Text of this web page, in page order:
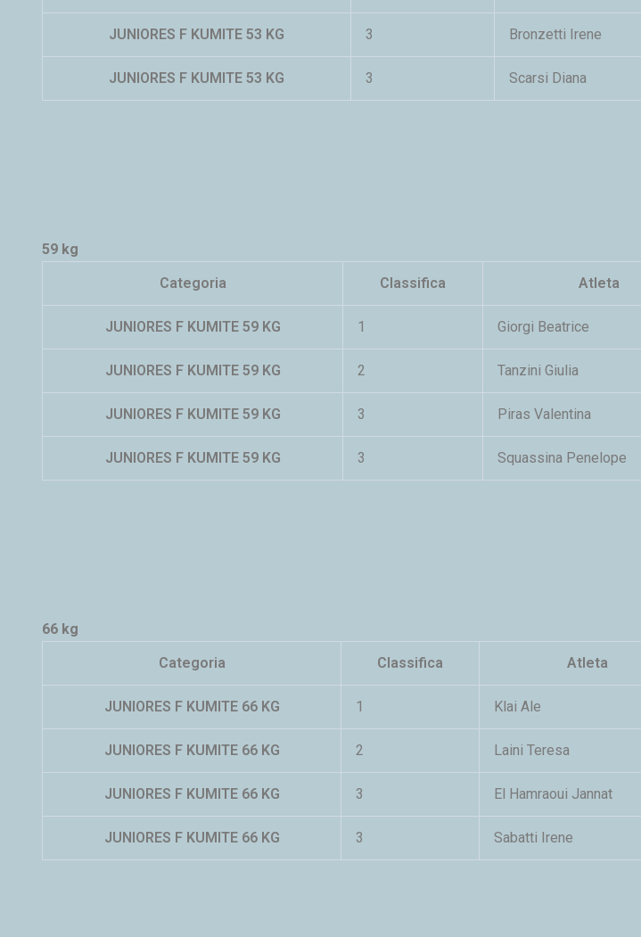
JUNIORES F KUMITE 53 KG 3 Bronzetti Irene
JUNIORES F KUMITE 53 KG 3 Scarsi Diana
59 kg
Categoria
Classifica Atleta
JUNIORES F KUMITE 59 KG 1 Giorgi Beatrice
JUNIORES F KUMITE 59 KG 2 Tanzini Giulia
JUNIORES F KUMITE 59 KG 3 Piras Valentina
JUNIORES F KUMITE 59 KG 3 Squassina Penelope
66 kg
Categoria
Classifica Atleta
JUNIORES F KUMITE 66 KG 1 Klai Ale
JUNIORES F KUMITE 66 KG 2 Laini Teresa
JUNIORES F KUMITE 66 KG 3 El Hamraoui Jannat
JUNIORES F KUMITE 66 KG 3 Sabatti Irene